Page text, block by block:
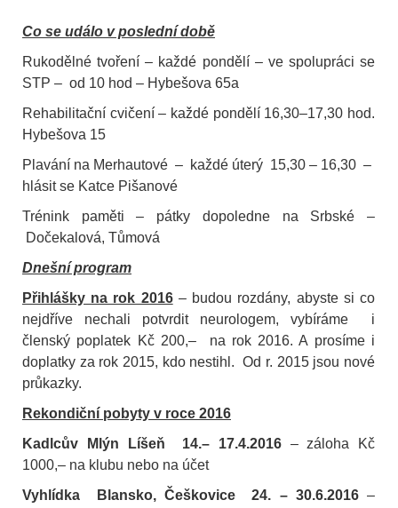
Co se událo v poslední době
Rukodělné tvoření– každé pondělí – ve spolupráci se
STP – od 10 hod – Hybešova 65a
Rehabilitační cvičení– každé pondělí 16,30–17,30 hod.
Hybešova 15
Plavání na Merhautové – každé úterý 15,30 – 16,30 –
hlásit se Katce Pišanové
Trénink paměti– pátky dopoledne na Srbské–
Dočekalová, Tůmová
Dnešní program
Přihlášky na rok 2016– budou rozdány, abyste si co
nejdříve nechali potvrdit neurologem, vybíráme i
členský poplatek Kč 200,–
na rok 2016. A prosíme i
doplatky za rok 2015, kdo nestihl.
Od r. 2015 jsou nové
průkazky.
Rekondiční pobyty v roce 2016
Kadlcův Mlýn Líšeň 14.– 17.4.2016– záloha Kč
1000,– na klubu nebo na účet
Vyhlídka
Blansko, Češkovice 24. – 30.6.2016 –